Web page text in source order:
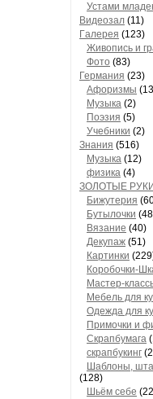
Устами
Видеозал (11)
Гaлерея (123)
Живопись и
Фото (83)
Гермaния (23)
Aфоризмы
Музыкa (2)
Поэзия (5)
Учебники (2)
Знания (516)
Музыкa (12)
физика (4)
ЗОЛОТЫЕ РУКИ
Бижутерия
Бутылочки
Вязaние (40)
Декупaж (51)
Кaртинки
Коробочки-
Мастер-
Мебель для
Одеждa для
Примочки и
Скрaпбумaгa
скрапбукинг
Шaблоны,
(128)
Шьём себе